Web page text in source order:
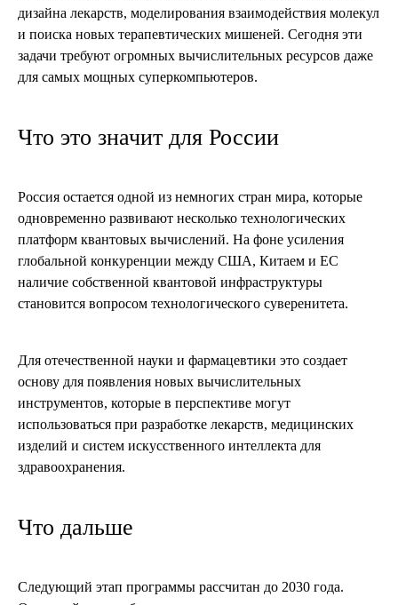
дизайна лекарств, моделирования взаимодействия молекул
и поиска новых терапевтических мишеней. Сегодня эти
задачи требуют огромных вычислительных ресурсов даже
для самых мощных суперкомпьютеров.
Что это значит для России
Россия остается одной из немногих стран мира, которые
одновременно развивают несколько технологических
платформ квантовых вычислений. На фоне усиления
глобальной конкуренции между США, Китаем и ЕС
наличие собственной квантовой инфраструктуры
становится вопросом технологического суверенитета.
Для отечественной науки и фармацевтики это создает
основу для появления новых вычислительных
инструментов, которые в перспективе могут
использоваться при разработке лекарств, медицинских
изделий и систем искусственного интеллекта для
здравоохранения.
Что дальше
Следующий этап программы рассчитан до 2030 года.